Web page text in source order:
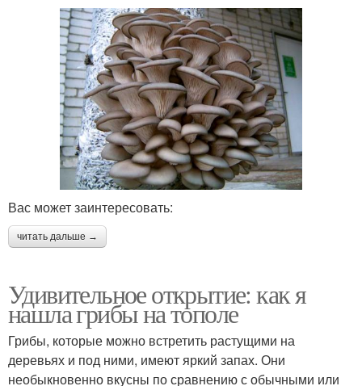
Вас может заинтересовать:
читать дальше →
Удивительное открытие: как я
нашла грибы на тополе
Грибы, которые можно встретить растущими на
деревьях и под ними, имеют яркий запах. Они
необыкновенно вкусны по сравнению с обычными или